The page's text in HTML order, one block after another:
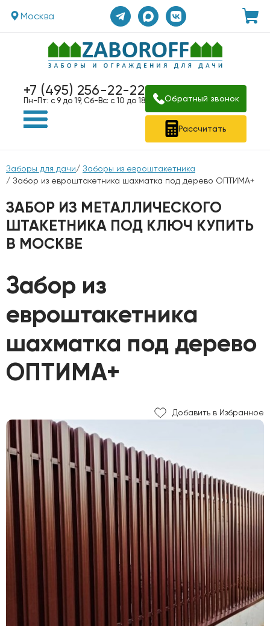
Москва
+7 (495) 256-22-22
Пн-Пт: с 9 до 19, Сб-Вс: с 10 до 18 Обратный звонок
Рассчитать
Заборы для дачи/ Заборы из евроштакетника
/ Забор из евроштакетника шахматка под дерево ОПТИМА+
ЗАБОР ИЗ МЕТАЛЛИЧЕСКОГО
ШТАКЕТНИКА ПОД КЛЮЧ КУПИТЬ
В МОСКВЕ
Забор из
евроштакетника
шахматка под дерево
ОПТИМА+
Добавить в Избранное